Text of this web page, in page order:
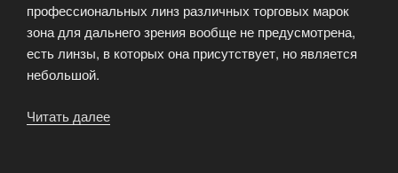
профессиональных линз различных торговых марок
зона для дальнего зрения вообще не предусмотрена,
есть линзы, в которых она присутствует, но является
небольшой.
Читать далее